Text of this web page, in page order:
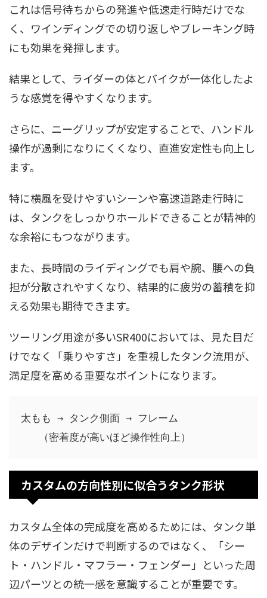
これは信号待ちからの発進や低速走行時だけでな
く、ワインディングでの切り返しやブレーキング時
にも効果を発揮します。
結果として、ライダーの体とバイクが一体化したよ
うな感覚を得やすくなります。
さらに、ニーグリップが安定することで、ハンドル
操作が過剰になりにくくなり、直進安定性も向上し
ます。
特に横風を受けやすいシーンや高速道路走行時に
は、タンクをしっかりホールドできることが精神的
な余裕にもつながります。
また、長時間のライディングでも肩や腕、腰への負
担が分散されやすくなり、結果的に疲労の蓄積を抑
える効果も期待できます。
ツーリング用途が多いSR400においては、見た目だ
けでなく「乗りやすさ」を重視したタンク流用が、
満足度を高める重要なポイントになります。
太もも → タンク側面 → フレーム
カスタムの方向性別に似合うタンク形状
カスタム全体の完成度を高めるためには、タンク単
体のデザインだけで判断するのではなく、「シー
ト・ハンドル・マフラー・フェンダー」といった周
辺パーツとの統一感を意識することが重要です。